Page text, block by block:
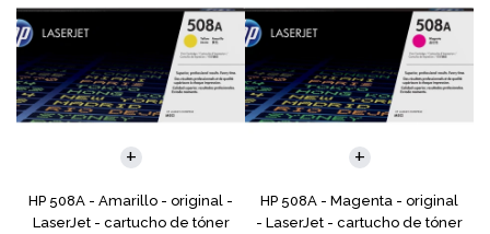
HP 508A - Amarillo - original -
LaserJet - cartucho de tóner
HP 508A - Magenta - original
- LaserJet - cartucho de tóner